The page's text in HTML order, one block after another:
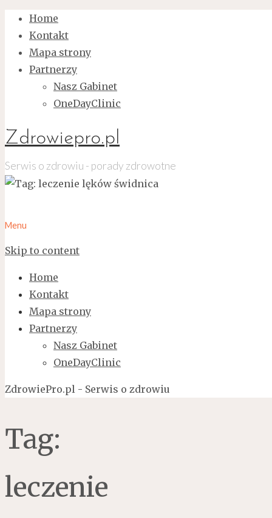
Home
Kontakt
Mapa strony
Partnerzy
Nasz Gabinet
OneDayClinic
Zdrowiepro.pl
Serwis o zdrowiu - porady zdrowotne
Menu
Skip to content
Home
Kontakt
Mapa strony
Partnerzy
Nasz Gabinet
OneDayClinic
ZdrowiePro.pl - Serwis o zdrowiu
Tag:
leczenie